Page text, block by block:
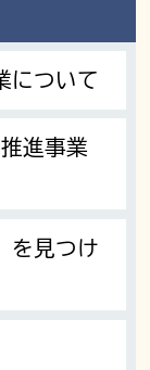
について
進事業
を見つけ